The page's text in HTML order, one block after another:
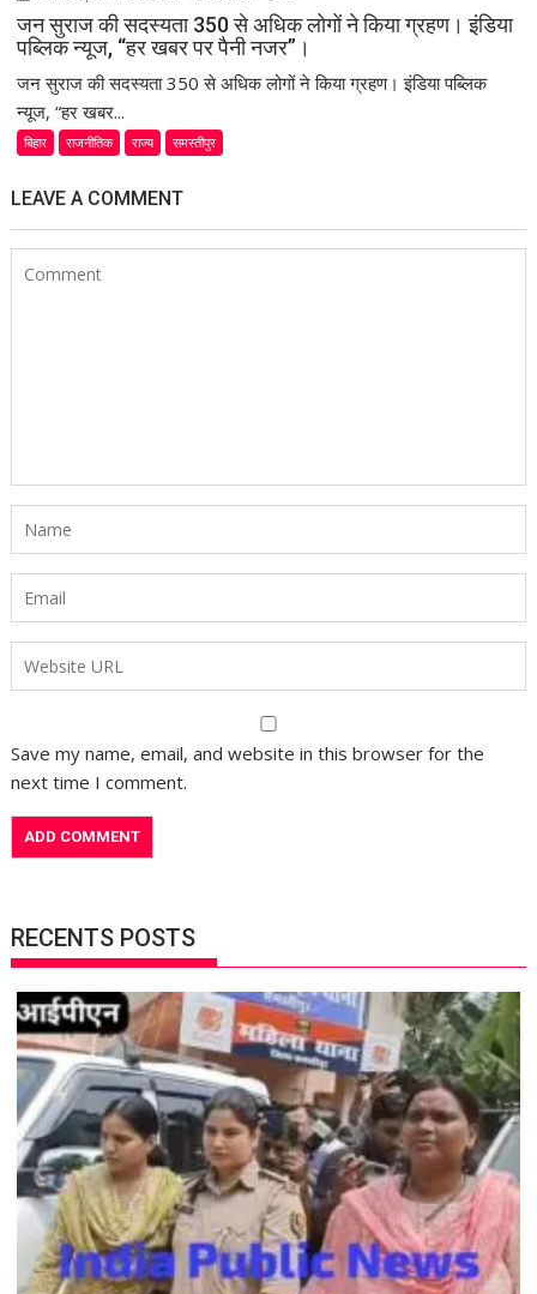
जन सुराज की सदस्यता 350 से अधिक लोगों ने किया ग्रहण। इंडिया
पब्लिक न्यूज, “हर खबर पर पैनी नजर”।
जन सुराज की सदस्यता 350 से अधिक लोगों ने किया ग्रहण। इंडिया पब्लिक
न्यूज, “हर खबर...
बिहार राजनीतिक राज्य समस्तीपुर
LEAVE A COMMENT
Save my name, email, and website in this browser for the
next time I comment.
RECENTS POSTS